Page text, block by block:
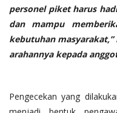
personel piket harus
dan mampu
kebutuhan
arahannya kepada
Pengecekan yang